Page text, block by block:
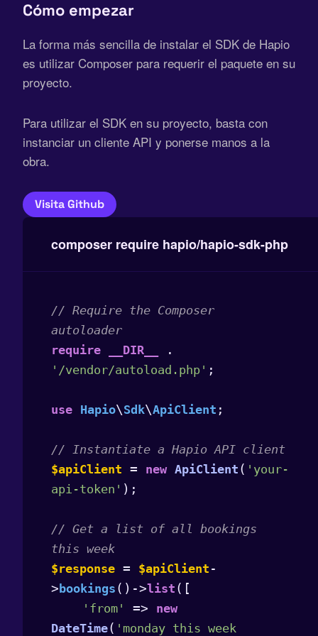
Cómo empezar
La forma más sencilla de instalar el SDK de Hapio
es utilizar Composer para requerir el paquete en su
proyecto.
Para utilizar el SDK en su proyecto, basta con
instanciar un cliente API y ponerse manos a la
obra.
Visita Github
composer require hapio/hapio-sdk-php
// Require the Composer
autoloader
require
__DIR__
'/vendor/autoload.php' ;
use Hapio\ Sdk\ApiClient ;
// Instantiate a Hapio API client
$apiClient = new ApiClient ( 'your-
api-token' );
// Get a list of all bookings
this week
$response = $apiClient -
> bookings ()->list ([
'from' => new
DateTime( 'monday this week